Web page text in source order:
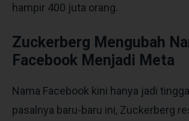
hampir 400 juta orang.
Zuckerberg Mengubah
Facebook Menjadi Meta
Nama Facebook kini hanya jadi
pasalnya baru-baru ini, Zuckerberg